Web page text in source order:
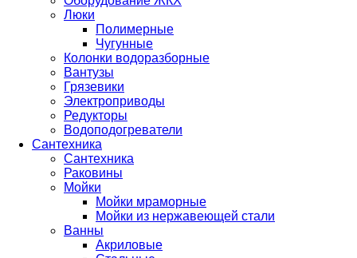
Люки
Полимерные
Чугунные
Колонки водоразборные
Вантузы
Грязевики
Электроприводы
Редукторы
Водоподогреватели
Сантехника
Сантехника
Раковины
Мойки
Мойки мраморные
Мойки из нержавеющей стали
Ванны
Акриловые